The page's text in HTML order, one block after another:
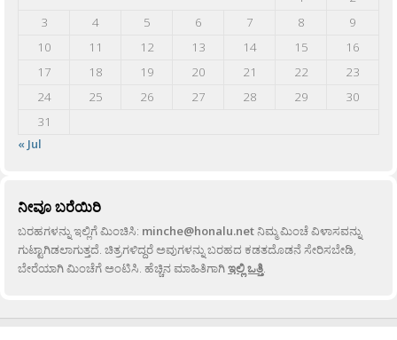
3
4 5 6 7 8
9
10
11 12 13 14 15
16
17
18 19 20 21 22
23
24
25 26 27 28 29
30
31
« Jul
ನೀವೂ ಬರೆಯಿರಿ
ಬರಹಗಳನ್ನು ಇಲ್ಲಿಗೆ ಮಿಂಚಿಸಿ: minche@honalu.netನಿಮ್ಮ ಮಿಂಚೆ ವಿಳಾಸವನ್ನು
ಗುಟ್ಟಾಗಿಡಲಾಗುತ್ತದೆ. ಚಿತ್ರಗಳಿದ್ದರೆ ಅವುಗಳನ್ನು ಬರಹದ ಕಡತದೊಡನೆ ಸೇರಿಸಬೇಡಿ,
ಬೇರೆಯಾಗಿ ಮಿಂಚೆಗೆ ಅಂಟಿಸಿ. ಹೆಚ್ಚಿನ ಮಾಹಿತಿಗಾಗಿಇಲ್ಲಿ ಒತ್ತಿ.